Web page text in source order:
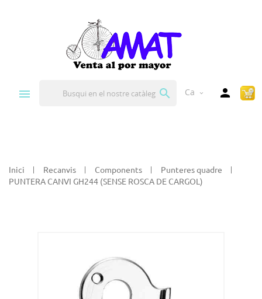
 Ca expand_more 
Inici Recanvis Components
Punteres quadre
PUNTERA CANVI GH244 (SENSE ROSCA DE CARGOL)